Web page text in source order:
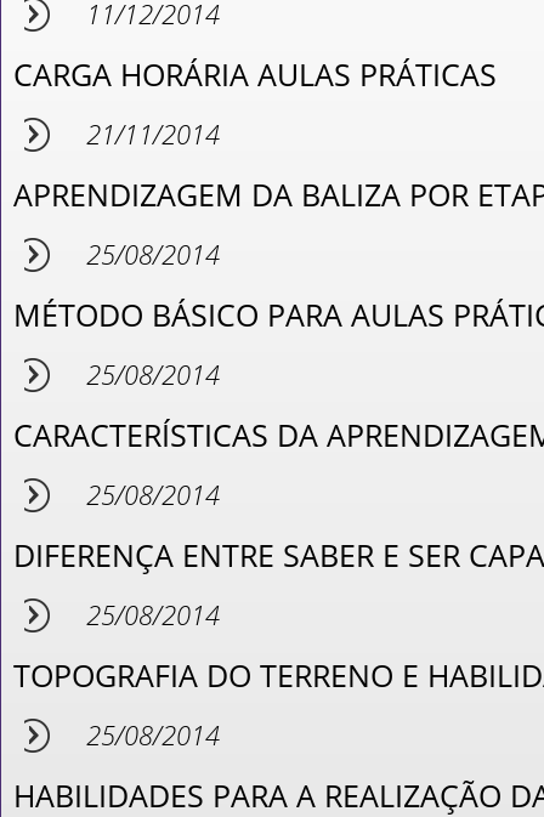
11/12/2014
CARGA HORÁRIA AULAS PRÁTICAS
21/11/2014
APRENDIZAGEM DA BALIZA POR
25/08/2014
MÉTODO BÁSICO PARA AULAS
25/08/2014
CARACTERÍSTICAS DA
25/08/2014
DIFERENÇA ENTRE SABER E SER
25/08/2014
TOPOGRAFIA DO TERRENO E
25/08/2014
HABILIDADES PARA A REALIZAÇÃO